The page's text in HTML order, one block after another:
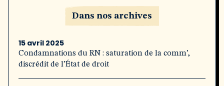
Dans nos archives
15 avril 2025
Condamnations du RN : saturation de la comm’,
discrédit de l’État de droit